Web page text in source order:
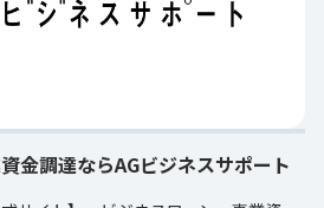
金調達ならAGビジネスサポート